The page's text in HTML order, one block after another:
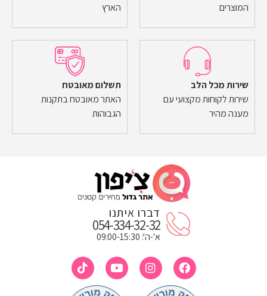
המוצרים
הארץ
שירות מכל הלב
שירות לקוחות מקצועי עם
מענה מהיר
תשלום מאובטח
האתר מאובטח בתקנות
הגבוהות
דברו איתנו
054-334-32-32
א'-ה': 09:00-15:30